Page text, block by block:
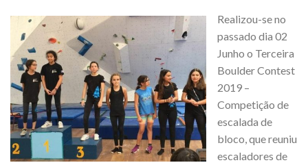
Realizou-se no
passado dia 02
Junho o Terceira
Boulder Contest
2019 –
Competição de
escalada de
bloco, que reuniu
escaladores de